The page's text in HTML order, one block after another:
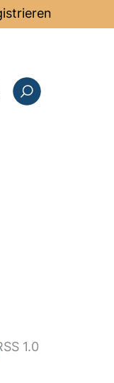
: this page in
1.0